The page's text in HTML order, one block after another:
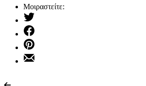
Μοιραστείτε: